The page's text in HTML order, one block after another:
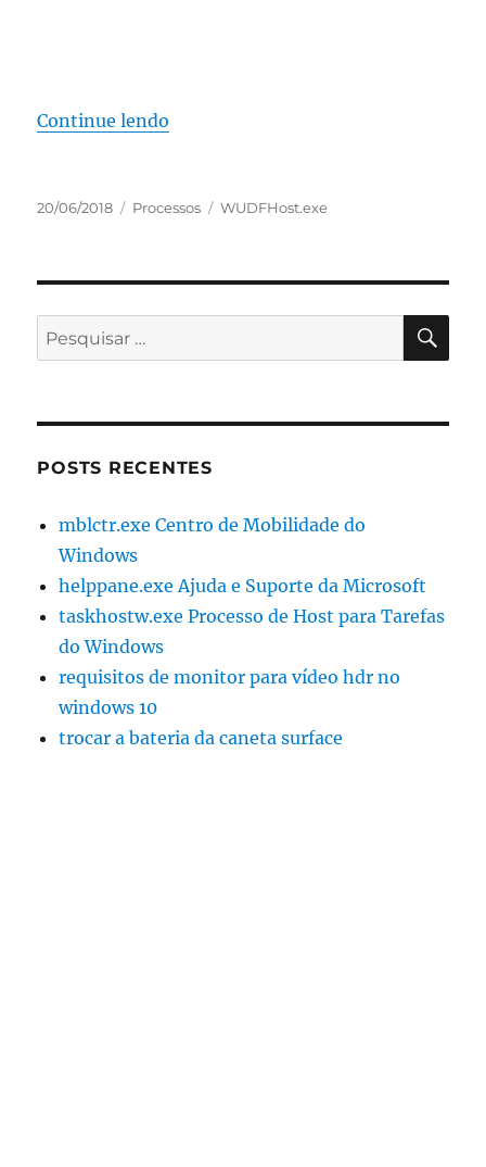
Continue lendo
Publicado
20/06/2018 Categorias
Processos Tags
WUDFHost.exe
Pesquisar
por:
POSTS RECENTES
mblctr.exe Centro de Mobilidade do
Windows
helppane.exe Ajuda e Suporte da Microsoft
taskhostw.exe Processo de Host para Tarefas
do Windows
requisitos de monitor para vídeo hdr no
windows 10
trocar a bateria da caneta surface